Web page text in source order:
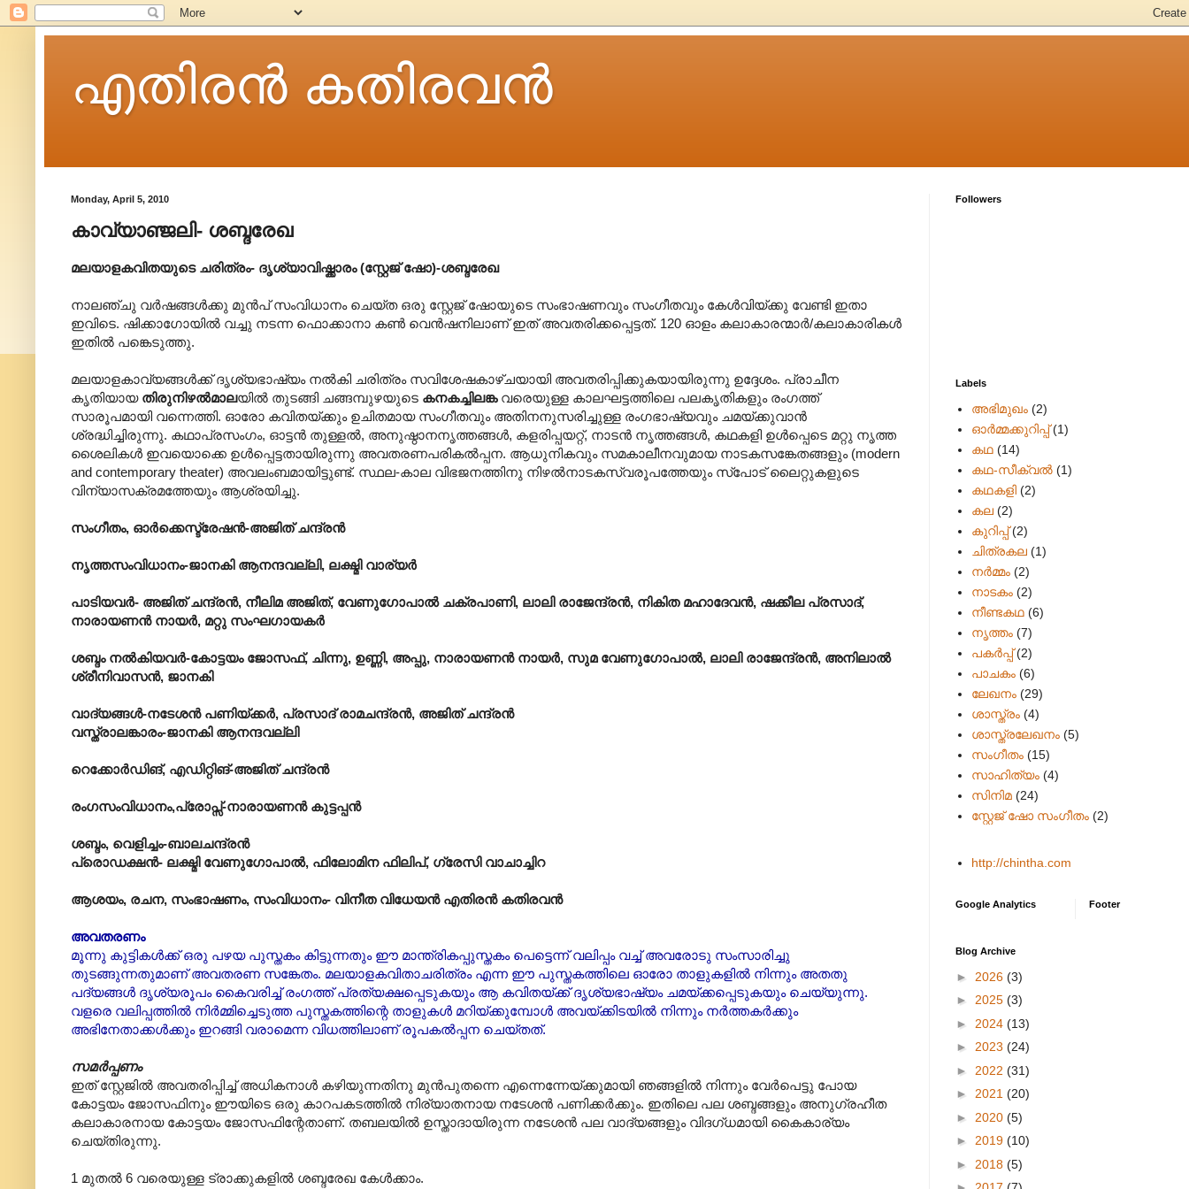
എതിരന്‍ കതിരവന്‍
Monday, April 5, 2010
കാവ്യാഞ്ജലി- ശബ്ദരേഖ
മലയാളകവിതയുടെ ചരിത്രം- ദൃശ്യാവിഷ്ക്കാരം (സ്റ്റേജ് ഷോ)-ശബ്ദരേഖ
നാലഞ്ചു വർഷങ്ങൾക്കു മുൻപ് സംവിധാനം ചെയ്ത ഒരു സ്റ്റേജ് ഷോയുടെ സംഭാഷണവും സംഗീതവും കേൾവിയ്ക്കു വേണ്ടി ഇതാ
ഇവിടെ. ഷിക്കാഗോയിൽ വച്ചു നടന്ന ഫൊക്കാനാ കൺ വെൻഷനിലാണ് ഇത് അവതരിക്കപ്പെട്ടത്. 120 ഓളം കലാകാരന്മാർ/കലാകാരികൾ
ഇതിൽ പങ്കെടുത്തു.
മലയാളകാവ്യങ്ങൾക്ക് ദൃശ്യഭാഷ്യം നൽകി ചരിത്രം സവിശേഷകാഴ്ചയായി അവതരിപ്പിക്കുകയായിരുന്നു ഉദ്ദേശം. പ്രാചീന
കൃതിയായ തിരുനിഴൽമാലയിൽ തുടങ്ങി ചങ്ങമ്പുഴയുടെ കനകച്ചിലങ്കവരെയുള്ള കാലഘട്ടത്തിലെ പലകൃതികളും രംഗത്ത്
സാരൂപമായി വന്നെത്തി. ഓരോ കവിതയ്ക്കും ഉചിതമായ സംഗീതവും അതിനനുസരിച്ചുള്ള രംഗഭാഷ്യവും ചമയ്ക്കുവാൻ
ശ്രദ്ധിച്ചിരുന്നു. കഥാപ്രസംഗം, ഓട്ടൻ തുള്ളൽ, അനുഷ്ഠാനനൃത്തങ്ങൾ, കളരിപ്പയറ്റ്, നാടൻ നൃത്തങ്ങൾ, കഥകളി ഉൾപ്പെടെ മറ്റു നൃത്ത
ശൈലികൾ ഇവയൊക്കെ ഉൾപ്പെട്ടതായിരുന്നു അവതരണപരികൽ‌പ്പന. ആധുനികവും സമകാലീനവുമായ നാടകസങ്കേതങ്ങളും (modern
and contemporary theater) അവലംബമായിട്ടുണ്ട്. സ്ഥല-കാല വിഭജനത്തിനു നിഴൽനാടകസ്വരൂപത്തേയും സ്പോട് ലൈറ്റുകളുടെ
വിന്യാസക്രമത്തേയും ആശ്രയിച്ചു.
സംഗീതം, ഓർക്കെസ്ട്രേഷൻ-അജിത് ചന്ദ്രൻ
നൃത്തസംവിധാനം-ജാനകി ആനന്ദവല്ലി, ലക്ഷ്മി വാര്യർ
പാടിയവർ- അജിത് ചന്ദ്രൻ, നീലിമ അജിത്, വേണുഗോപാൽ ചക്രപാണി, ലാലി രാജേന്ദ്രൻ, നികിത മഹാദേവൻ, ഷക്കീല പ്രസാദ്,
നാരായണൻ നായർ, മറ്റു സംഘഗായകർ
ശബ്ദം നൽകിയവർ-കോട്ടയം ജോസഫ്, ചിന്നു, ഉണ്ണി, അപ്പു, നാരായണൻ നായർ, സുമ വേണുഗോപാൽ, ലാലി രാജേന്ദ്രൻ, അനിലാൽ
ശ്രീനിവാസൻ, ജാനകി
വാദ്യങ്ങൾ-നടേശൻ പണിയ്ക്കർ, പ്രസാദ് രാമചന്ദ്രൻ, അജിത് ചന്ദ്രൻ
വസ്ത്രാലങ്കാരം-ജാനകി ആനന്ദവല്ലി
റെക്കോർഡിങ്, എഡിറ്റിങ്-അജിത് ചന്ദ്രൻ
രംഗസംവിധാനം,പ്രോപ്സ്-നാരായണൻ കുട്ടപ്പൻ
ശബ്ദം, വെളിച്ചം-ബാലചന്ദ്രൻ
പ്രൊഡക്ഷൻ- ലക്ഷ്മി വേണുഗോപാൽ, ഫിലോമിന ഫിലിപ്, ഗ്രേസി വാചാച്ചിറ
ആശയം, രചന, സംഭാഷണം, സംവിധാനം- വിനീത വിധേയൻ എതിരൻ കതിരവൻ
അവതരണം
മൂന്നു കുട്ടികൾക്ക് ഒരു പഴയ പുസ്തകം കിട്ടുന്നതും ഈ മാന്ത്രികപ്പുസ്തകം പെട്ടെന്ന് വലിപ്പം വച്ച് അവരോടു സംസാരിച്ചു
തുടങ്ങുന്നതുമാണ് അവതരണ സങ്കേതം. മലയാളകവിതാചരിത്രം എന്ന ഈ പുസ്തകത്തിലെ ഓരോ താളുകളിൽ നിന്നും അതതു
പദ്യങ്ങൾ ദൃശ്യരൂപം കൈവരിച്ച് രംഗത്ത് പ്രത്യക്ഷപ്പെടുകയും ആ കവിതയ്ക്ക് ദൃശ്യഭാഷ്യം ചമയ്ക്കപ്പെടുകയും ചെയ്യുന്നു.
വളരെ വലിപ്പത്തിൽ നിർമ്മിച്ചെടുത്ത പുസ്തകത്തിന്റെ താളുകൾ മറിയ്ക്കുമ്പോൾ അവയ്ക്കിടയിൽ നിന്നും നർത്തകർക്കും
അഭിനേതാക്കൾക്കും ഇറങ്ങി വരാമെന്ന വിധത്തിലാണ് രൂപകൽ‌പ്പന ചെയ്തത്.
സമർപ്പണം
ഇത് സ്റ്റേജിൽ അവതരിപ്പിച്ച് അധികനാൾ കഴിയുന്നതിനു മുൻപുതന്നെ എന്നെന്നേയ്ക്കുമായി ഞങ്ങളിൽ നിന്നും വേർപെട്ടു പോയ
കോട്ടയം ജോസഫിനും ഈയിടെ ഒരു കാറപകടത്തിൽ നിര്യാതനായ നടേശൻ പണിക്കർക്കും. ഇതിലെ പല ശബ്ദങ്ങളും അനുഗ്രഹീത
കലാകാരനായ കോട്ടയം ജോസഫിന്റേതാണ്. തബലയിൽ ഉസ്താദായിരുന്ന നടേശൻ പല വാദ്യങ്ങളും വിദഗ്ധമായി കൈകാര്യം
ചെയ്തിരുന്നു.
1 മുതൽ 6 വരെയുള്ള ട്രാക്കുകളിൽ ശബ്ദരേഖ കേൾക്കാം.
Followers
Labels
അഭിമുഖം (2)
ഓർമ്മക്കുറിപ്പ് (1)
കഥ (14)
കഥ-സീക്വല്‍ (1)
കഥകളി (2)
കല (2)
കുറിപ്പ് (2)
ചിത്രകല (1)
നർമ്മം (2)
നാടകം (2)
നീണ്ടകഥ (6)
നൃത്തം (7)
പകര്‍പ്പ് (2)
പാചകം (6)
ലേഖനം (29)
ശാസ്ത്രം (4)
ശാസ്ത്രലേഖനം (5)
സംഗീതം (15)
സാഹിത്യം (4)
സിനിമ (24)
സ്റ്റേജ് ഷോ സംഗീതം (2)
http://chintha.com
Google Analytics Footer
Blog Archive
► 2026 (3)
► 2025 (3)
► 2024 (13)
► 2023 (24)
► 2022 (31)
► 2021 (20)
► 2020 (5)
► 2019 (10)
► 2018 (5)